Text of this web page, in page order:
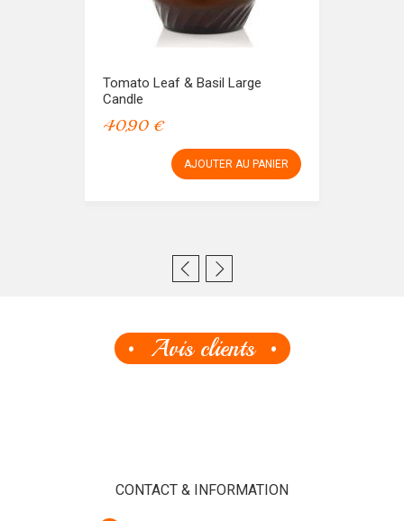
Tomato Leaf & Basil Large
Candle
40,90 €
AJOUTER AU PANIER
Avis clients
CONTACT & INFORMATION